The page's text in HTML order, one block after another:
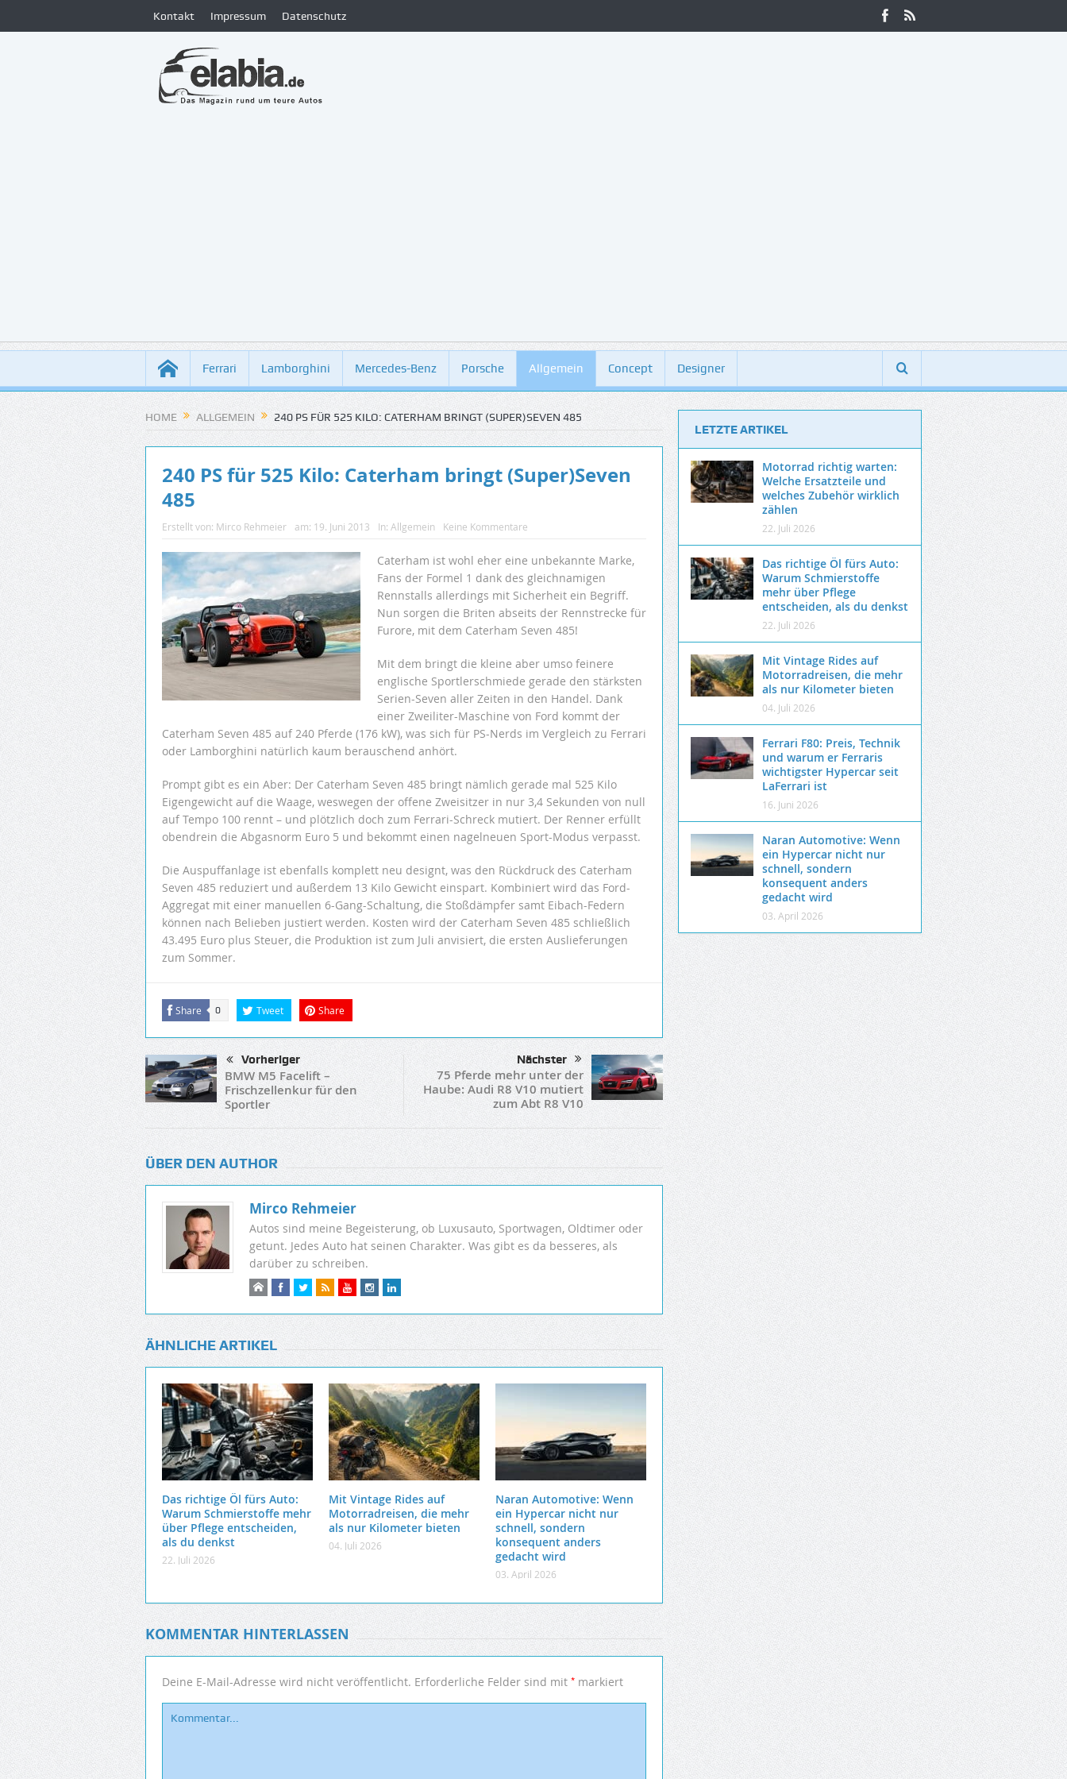
Kontakt Impressum Datenschutz
Ferrari Lamborghini Mercedes-Benz Porsche Allgemein Concept Designer
HOME ALLGEMEIN 240 PS FÜR 525 KILO: CATERHAM BRINGT (SUPER)SEVEN 485
240 PS für 525 Kilo: Caterham bringt (Super)Seven
485
Erstellt von: Mirco Rehmeier am: 19. Juni 2013 In: Allgemein Keine Kommentare
Caterham ist wohl eher eine unbekannte Marke,
Fans der Formel 1 dank des gleichnamigen
Rennstalls allerdings mit Sicherheit ein Begriff.
Nun sorgen die Briten abseits der Rennstrecke für
Furore, mit dem Caterham Seven 485!
Mit dem bringt die kleine aber umso feinere
englische Sportlerschmiede gerade den stärksten
Serien-Seven aller Zeiten in den Handel. Dank
einer Zweiliter-Maschine von Ford kommt der
Caterham Seven 485 auf 240 Pferde (176 kW), was sich für PS-Nerds im Vergleich zu Ferrari
oder Lamborghini natürlich kaum berauschend anhört.
Prompt gibt es ein Aber: Der Caterham Seven 485 bringt nämlich gerade mal 525 Kilo
Eigengewicht auf die Waage, weswegen der offene Zweisitzer in nur 3,4 Sekunden von null
auf Tempo 100 rennt – und plötzlich doch zum Ferrari-Schreck mutiert. Der Renner erfüllt
obendrein die Abgasnorm Euro 5 und bekommt einen nagelneuen Sport-Modus verpasst.
Die Auspuffanlage ist ebenfalls komplett neu designt, was den Rückdruck des Caterham
Seven 485 reduziert und außerdem 13 Kilo Gewicht einspart. Kombiniert wird das Ford-
Aggregat mit einer manuellen 6-Gang-Schaltung, die Stoßdämpfer samt Eibach-Federn
können nach Belieben justiert werden. Kosten wird der Caterham Seven 485 schließlich
43.495 Euro plus Steuer, die Produktion ist zum Juli anvisiert, die ersten Auslieferungen
zum Sommer.
Share 0 Tweet Share
Vorheriger
BMW M5 Facelift –
Frischzellenkur für den
Sportler
Nächster
75 Pferde mehr unter der
Haube: Audi R8 V10 mutiert
zum Abt R8 V10
ÜBER DEN AUTHOR
Mirco Rehmeier
Autos sind meine Begeisterung, ob Luxusauto, Sportwagen, Oldtimer oder
getunt. Jedes Auto hat seinen Charakter. Was gibt es da besseres, als
darüber zu schreiben.
ÄHNLICHE ARTIKEL
Das richtige Öl fürs Auto:
Warum Schmierstoffe mehr
über Pflege entscheiden,
als du denkst
22. Juli 2026
Mit Vintage Rides auf
Motorradreisen, die mehr
als nur Kilometer bieten
04. Juli 2026
Naran Automotive: Wenn
ein Hypercar nicht nur
schnell, sondern
konsequent anders
gedacht wird
03. April 2026
KOMMENTAR HINTERLASSEN
Deine E-Mail-Adresse wird nicht veröffentlicht. Erforderliche Felder sind mit * markiert
LETZTE ARTIKEL
Motorrad richtig warten:
Welche Ersatzteile und
welches Zubehör wirklich
zählen
22. Juli 2026
Das richtige Öl fürs Auto:
Warum Schmierstoffe
mehr über Pflege
entscheiden, als du denkst
22. Juli 2026
Mit Vintage Rides auf
Motorradreisen, die mehr
als nur Kilometer bieten
04. Juli 2026
Ferrari F80: Preis, Technik
und warum er Ferraris
wichtigster Hypercar seit
LaFerrari ist
16. Juni 2026
Naran Automotive: Wenn
ein Hypercar nicht nur
schnell, sondern
konsequent anders
gedacht wird
03. April 2026